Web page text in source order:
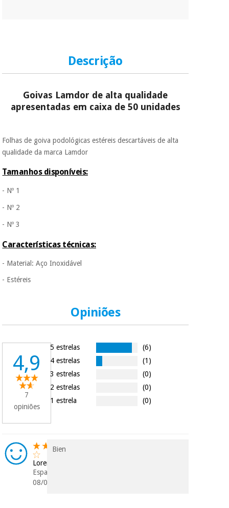
Descrição
Goivas Lamdor de alta qualidade
apresentadas em caixa de 50 unidades
Folhas de goiva podológicas estéreis descartáveis de alta
qualidade da marca Lamdor
Tamanhos disponíveis:
- Nº 1
- Nº 2
- Nº 3
Características técnicas:
- Material: Aço Inoxidável
- Estéreis
Opiniões
4,9
7
opiniões
5 estrelas
(6)
4 estrelas
(1)
3 estrelas
(0)
2 estrelas
(0)
1 estrela
(0)
Lorena
Espanha
08/05/2025
Bien